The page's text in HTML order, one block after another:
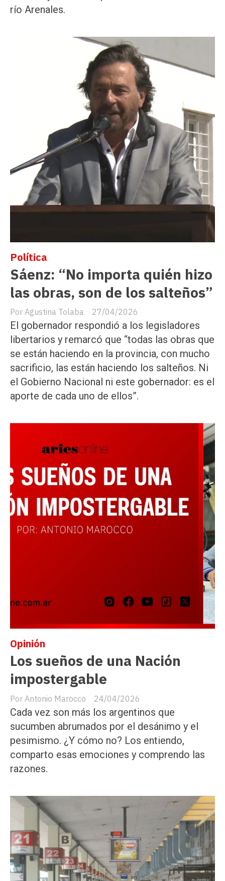
río Arenales.
Sáenz: “No importa quién hizo
las obras, son de los salteños”
Agustina Tolaba
Política
27/04/2026
El gobernador respondió a los legisladores
libertarios y remarcó que “todas las obras que
se están haciendo en la provincia, con mucho
sacrificio, las están haciendo los salteños. Ni
el Gobierno Nacional ni este gobernador: es el
aporte de cada uno de ellos”.
Los sueños de una Nación
impostergable
Antonio Marocco
Opinión
24/04/2026
Cada vez son más los argentinos que
sucumben abrumados por el desánimo y el
pesimismo. ¿Y cómo no? Los entiendo,
comparto esas emociones y comprendo las
razones.